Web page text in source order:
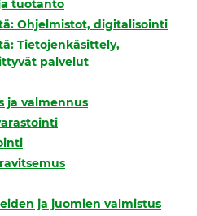
tuotanto
Ohjelmistot, digitalisointi
Tietojenkäsittely,
palvelut
ja valmennus
ja juomien valmistus